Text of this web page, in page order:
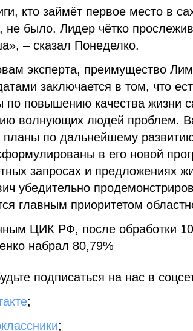
кто займёт первое место в
не было. Лидер чётко
– сказал Понеделко.
эксперта, преимущество
заключается в том, что
по повышению качества жизни
волнующих людей проблем.
планы по дальнейшему
в его новой
запросах и предложениях
убедительно
главным приоритетом
ЦИК РФ, после обработки
набрал 80,79%
подписаться на нас в
;
;